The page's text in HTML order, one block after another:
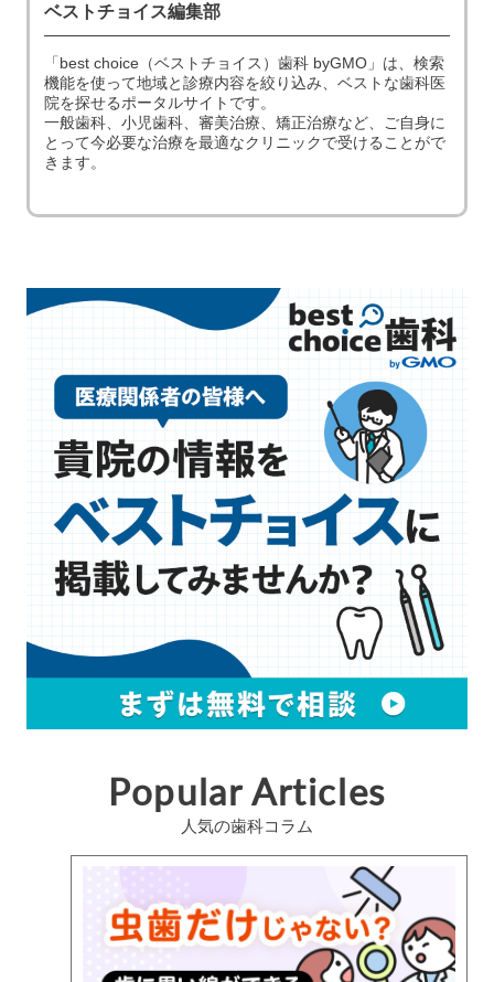
ベストチョイス編集部
「best choice（ベストチョイス）歯科 byGMO」は、検索
機能を使って地域と診療内容を絞り込み、ベストな歯科医
院を探せるポータルサイトです。
一般歯科、小児歯科、審美治療、矯正治療など、ご自身に
とって今必要な治療を最適なクリニックで受けることがで
きます。
Popular Articles
人気の歯科コラム